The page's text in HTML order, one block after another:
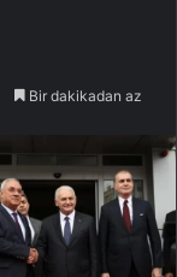
Bir dakikadan az